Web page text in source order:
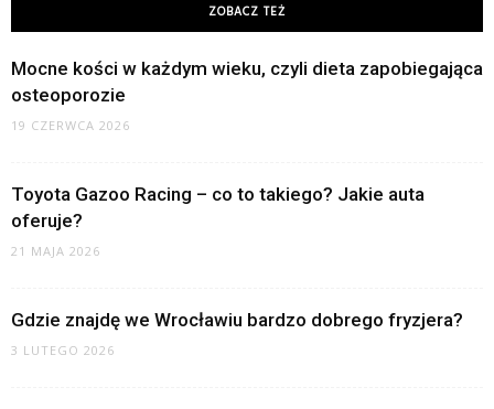
ZOBACZ TEŻ
Mocne kości w każdym wieku, czyli dieta zapobiegająca
osteoporozie
19 CZERWCA 2026
Toyota Gazoo Racing – co to takiego? Jakie auta
oferuje?
21 MAJA 2026
Gdzie znajdę we Wrocławiu bardzo dobrego fryzjera?
3 LUTEGO 2026